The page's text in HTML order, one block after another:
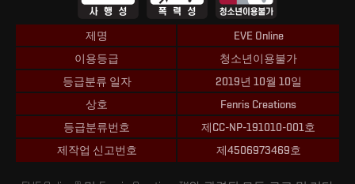
제명
EVE Online
이용등급
청소년이용불가
등급분류 일자
2019년 10월 10일
상호
Fenris Creations
등급분류번호
제CC-NP-191010-001호
제작업 신고번호
제4506973469호